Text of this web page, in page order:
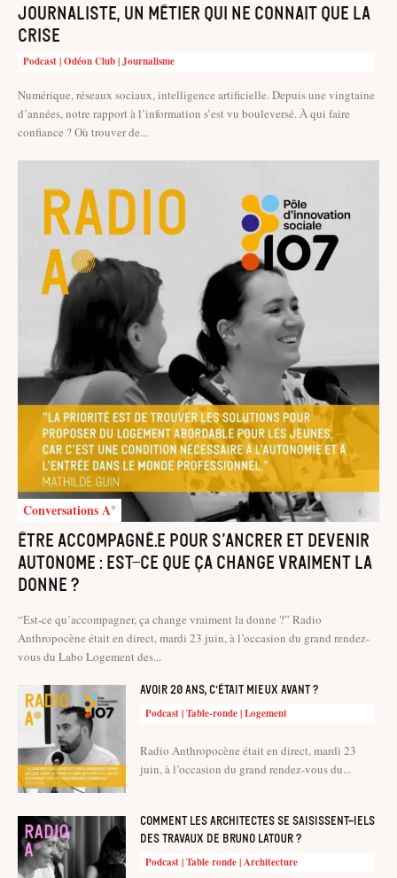
Journaliste, un métier qui ne connait que la
crise
Podcast | Odéon Club | Journalisme
Numérique, réseaux sociaux, intelligence artificielle. Depuis une vingtaine
d’années, notre rapport à l’information s’est vu bouleversé. À qui faire
confiance ? Où trouver de...
Conversations A°
Être accompagné.e pour s’ancrer et devenir
autonome : est-ce que ça change vraiment la
donne ?
“Est-ce qu’accompagner, ça change vraiment la donne ?” Radio
Anthropocène était en direct, mardi 23 juin, à l’occasion du grand rendez-
vous du Labo Logement des...
Avoir 20 ans, c’était mieux avant ?
Podcast | Table-ronde | Logement
Radio Anthropocène était en direct, mardi 23
juin, à l’occasion du grand rendez-vous du...
Comment les architectes se saisissent-iels
des travaux de Bruno Latour ?
Podcast | Table ronde | Architecture